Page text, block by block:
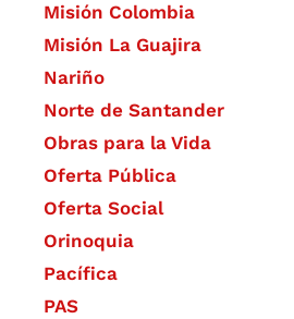
Misión Colombia
Misión La Guajira
Nariño
Norte de Santander
Obras para la Vida
Oferta Pública
Oferta Social​​
Orinoquia
Pacífica
PAS